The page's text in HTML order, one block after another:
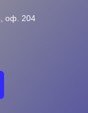
оф. 204